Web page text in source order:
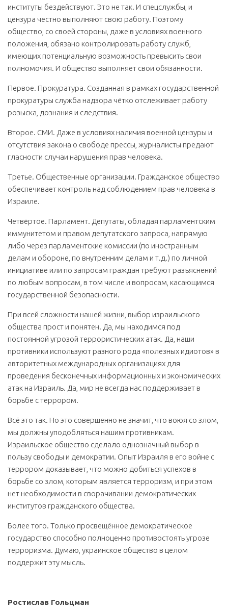
институты бездействуют. Это не так. И спецслужбы, и
цензура честно выполняют свою работу. Поэтому
общество, со своей стороны, даже в условиях военного
положения, обязано контролировать работу служб,
имеющих потенциальную возможность превысить свои
полномочия. И общество выполняет свои обязанности.
Первое. Прокуратура. Созданная в рамках государственной
прокуратуры служба надзора чётко отслеживает работу
розыска, дознания и следствия.
Второе. СМИ. Даже в условиях наличия военной цензуры и
отсутствия закона о свободе прессы, журналисты предают
гласности случаи нарушения прав человека.
Третье. Общественные организации. Гражданское общество
обеспечивает контроль над соблюдением прав человека в
Израиле.
Четвёртое. Парламент. Депутаты, обладая парламентским
иммунитетом и правом депутатского запроса, напрямую
либо через парламентские комиссии (по иностранным
делам и обороне, по внутренним делам и т.д.) по личной
инициативе или по запросам граждан требуют разъяснений
по любым вопросам, в том числе и вопросам, касающимся
государственной безопасности.
При всей сложности нашей жизни, выбор израильского
общества прост и понятен. Да, мы находимся под
постоянной угрозой террористических атак. Да, наши
противники используют разного рода «полезных идиотов» в
авторитетных международных организациях для
проведения бесконечных информационных и экономических
атак на Израиль. Да, мир не всегда нас поддерживает в
борьбе с террором.
Всё это так. Но это совершенно не значит, что воюя со злом,
мы должны уподобляться нашим противникам.
Израильское общество сделало однозначный выбор в
пользу свободы и демократии. Опыт Израиля в его войне с
террором доказывает, что можно добиться успехов в
борьбе со злом, которым является терроризм, и при этом
нет необходимости в сворачивании демократических
институтов гражданского общества.
Более того. Только просвещённое демократическое
государство способно полноценно противостоять угрозе
терроризма. Думаю, украинское общество в целом
поддержит эту мысль.
Ростислав Гольцман